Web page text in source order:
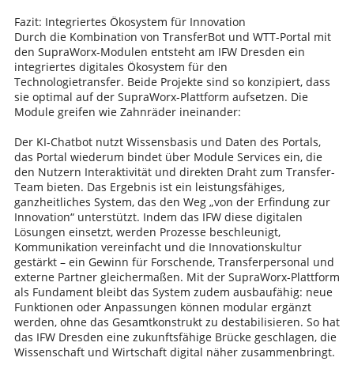
Fazit: Integriertes Ökosystem für Innovation
Durch die Kombination von TransferBot und WTT-Portal mit
den SupraWorx-Modulen entsteht am IFW Dresden ein
integriertes digitales Ökosystem für den
Technologietransfer. Beide Projekte sind so konzipiert, dass
sie optimal auf der SupraWorx-Plattform aufsetzen. Die
Module greifen wie Zahnräder ineinander:
Der KI-Chatbot nutzt Wissensbasis und Daten des Portals,
das Portal wiederum bindet über Module Services ein, die
den Nutzern Interaktivität und direkten Draht zum Transfer-
Team bieten. Das Ergebnis ist ein leistungsfähiges,
ganzheitliches System, das den Weg „von der Erfindung zur
Innovation“ unterstützt. Indem das IFW diese digitalen
Lösungen einsetzt, werden Prozesse beschleunigt,
Kommunikation vereinfacht und die Innovationskultur
gestärkt – ein Gewinn für Forschende, Transferpersonal und
externe Partner gleichermaßen. Mit der SupraWorx-Plattform
als Fundament bleibt das System zudem ausbaufähig: neue
Funktionen oder Anpassungen können modular ergänzt
werden, ohne das Gesamtkonstrukt zu destabilisieren. So hat
das IFW Dresden eine zukunftsfähige Brücke geschlagen, die
Wissenschaft und Wirtschaft digital näher zusammenbringt.